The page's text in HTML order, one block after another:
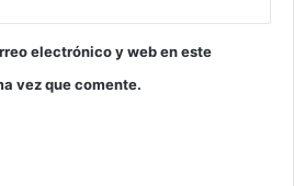
electrónico y web en este
vez que comente.